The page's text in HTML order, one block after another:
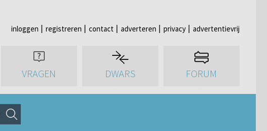
inloggen registreren contact adverteren privacy advertentievrij
VRAGEN DWARS FORUM